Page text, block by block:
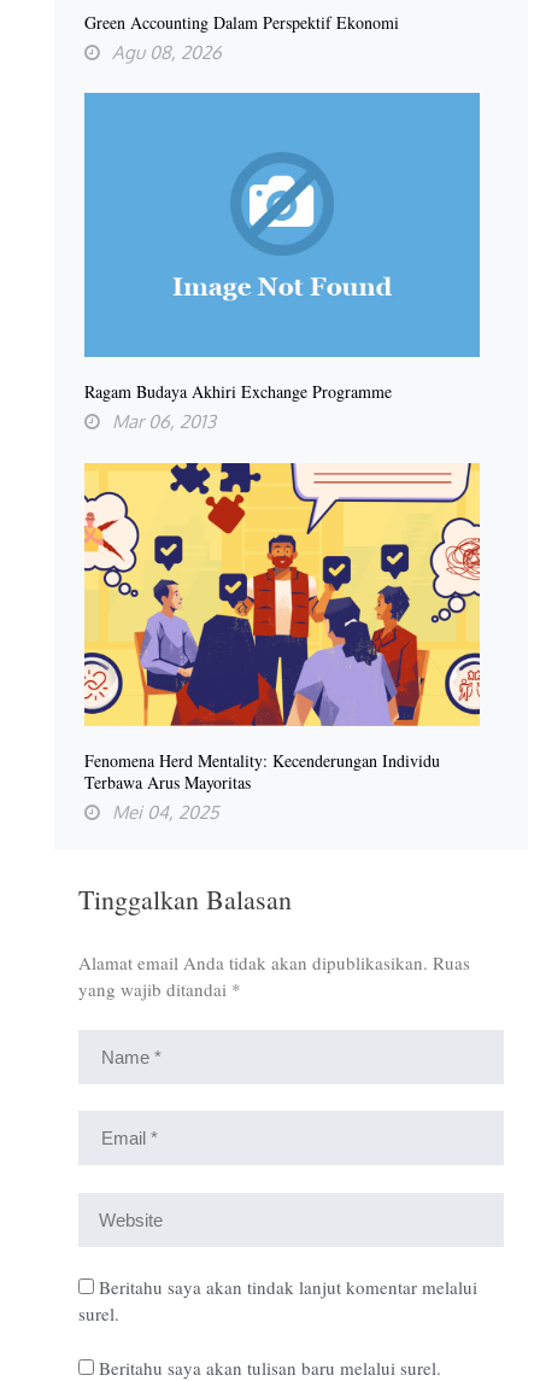
Green Accounting Dalam Perspektif Ekonomi
Agu 08, 2026
Ragam Budaya Akhiri Exchange Programme
Mar 06, 2013
Fenomena Herd Mentality: Kecenderungan Individu
Terbawa Arus Mayoritas
Mei 04, 2025
Tinggalkan Balasan
Alamat email Anda tidak akan dipublikasikan. Ruas
yang wajib ditandai *
Beritahu saya akan tindak lanjut komentar melalui
surel.
Beritahu saya akan tulisan baru melalui surel.